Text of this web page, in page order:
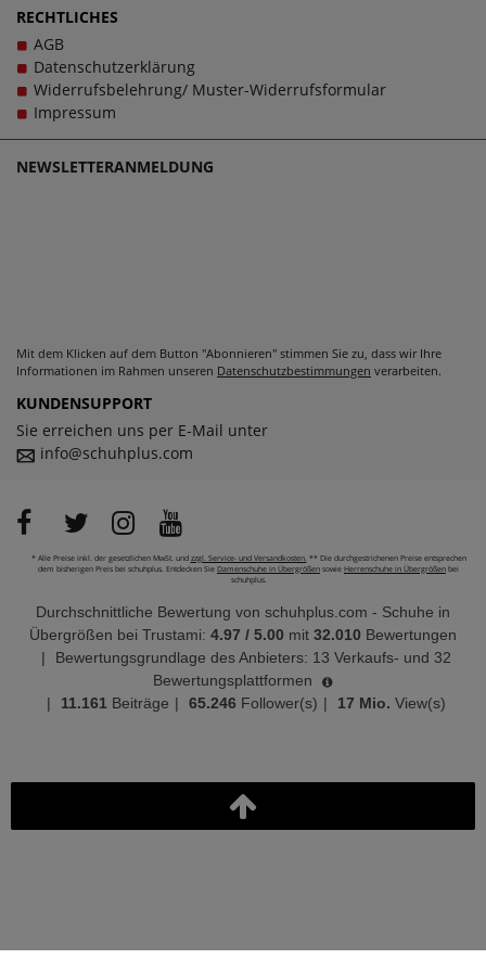
sollen stets Wegbegleiter sein - und das im wahrsten
kontaktieren Sie gerne den Kundensupport, denn es ist
unsere Mission, Sie mit einzigartigen Herrenschuhen in
großen Größen glücklich zu machen, denn schließlich
sollen große Schuhe von Fretz Men für Herren schlichtweg
werden.
RECHTLICHES
AGB
Datenschutzerklärung
Widerrufsbelehrung/ Muster-Widerrufsformular
Impressum
NEWSLETTERANMELDUNG
Mit dem Klicken auf dem Button "Abonnieren" stimmen Sie zu, dass wir Ihre
Informationen im Rahmen unseren Datenschutzbestimmungen verarbeiten.
KUNDENSUPPORT
Sie erreichen uns per E-Mail unter
info@schuhplus.com
* Alle Preise inkl. der gesetzlichen MwSt. und zzgl. Service- und Versandkosten. ** Die durchgestrichenen Preise entsprechen
dem bisherigen Preis bei schuhplus. Entdecken Sie Damenschuhe in Übergrößen sowie Herrenschuhe in Übergrößen bei
schuhplus.
Durchschnittliche Bewertung von schuhplus.com - Schuhe in
Übergrößen bei Trustami: 4.97 / 5.00 mit 32.010 Bewertungen
|
Bewertungsgrundlage des Anbieters: 13 Verkaufs- und 32
Bewertungsplattformen
|
11.161 Beiträge | 65.246 Follower(s) | 17 Mio. View(s)